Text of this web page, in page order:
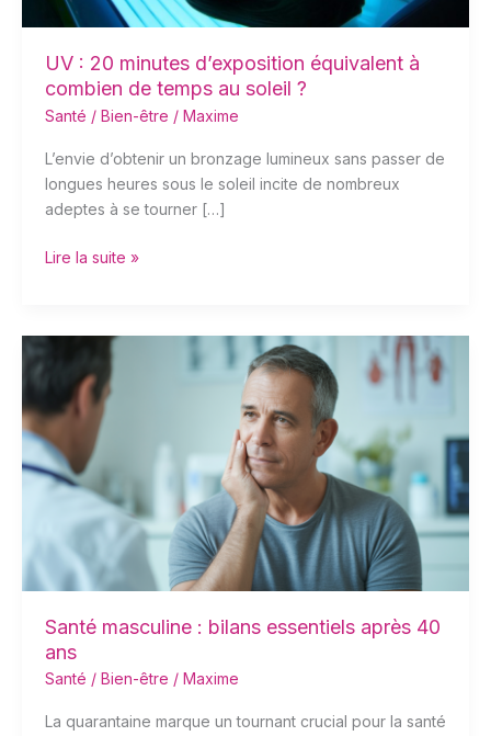
UV : 20 minutes d’exposition équivalent à
combien de temps au soleil ?
Santé / Bien-être / Maxime
L’envie d’obtenir un bronzage lumineux sans passer de
longues heures sous le soleil incite de nombreux
adeptes à se tourner […]
temps
soleil
?
Lire la suite »
Santé masculine : bilans essentiels après 40
ans
Santé / Bien-être / Maxime
La quarantaine marque un tournant crucial pour la santé
masculine
bilans
essentiels
après